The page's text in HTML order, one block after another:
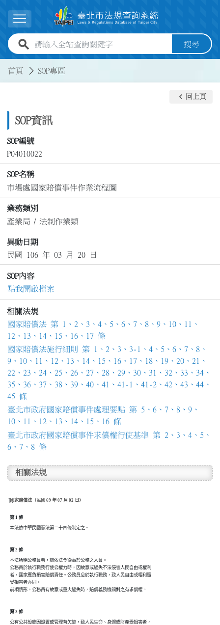
展開選單
全站查詢關鍵字欄位 搜尋
首頁 SOP專區
SOP資訊
keyboard_arrow_left 回上頁
SOP編號
P04010022
SOP名稱
市場處國家賠償事件作業流程圖
業務類別
產業局 / 法制作業類
異動日期
民國 106 年 03 月 20 日
SOP內容
點我開啟檔案
相關法規
國家賠償法 第 1、2、3、4、5、6、7、8、9、10、11、
12、13、14、15、16、17 條
國家賠償法施行細則 第 1、2、3、3-1、4、5、6、7、8、
9、10、11、12、13、14、15、16、17、18、19、20、21、
22、23、24、25、26、27、28、29、30、31、32、33、34、
35、36、37、38、39、40、41、41-1、41-2、42、43、44、
45 條
臺北市政府國家賠償事件處理要點 第 5、6、7、8、9、
10、11、12、13、14、15、16 條
臺北市政府國家賠償事件求償權行使基準 第 2、3、4、5、
6、7、8 條
相關法規
國家賠償法（民國 69 年 07 月 02 日）
第 1 條
第 2 條
本法所稱公務員者，謂依法令從事於公務之人員。
公務員於執行職務行使公權力時，因故意或過失不法侵害人民自由或權利
者，國家應負損害賠償責任。公務員怠於執行職務，致人民自由或權利遭
受損害者亦同。
第 3 條
公有公共設施因設置或管理有欠缺，致人民生命、身體或財產受損害者，